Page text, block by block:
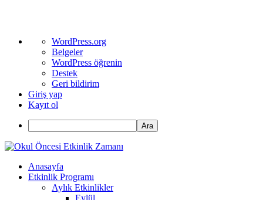
WordPress
hakkında
WordPress.org
Belgeler
WordPress öğrenin
Destek
Geri bildirim
Giriş yap
Kayıt ol
Ara
Anasayfa
Etkinlik Programı
Aylık Etkinlikler
Eylül